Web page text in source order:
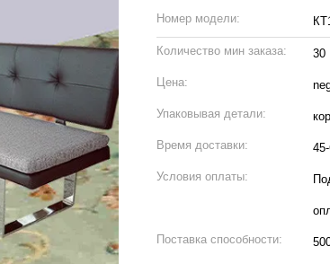
Номер модели:
Количество мин заказа: 30
Цена:
Упаковывая детали:
Время доставки:
Условия оплаты:
Поставка способности: